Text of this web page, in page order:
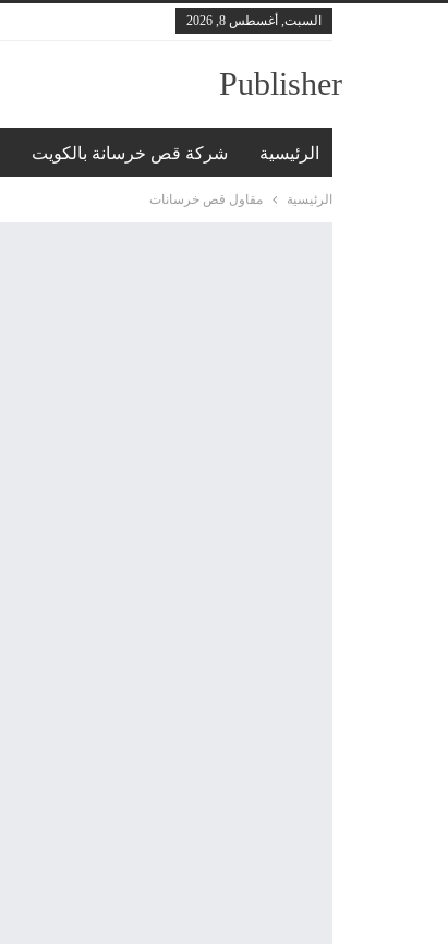
السبت, أغسطس 8, 2026
Publisher
الرئيسية شركة قص خرسانة بالكويت
الرئيسية مقاول قص خرسانات